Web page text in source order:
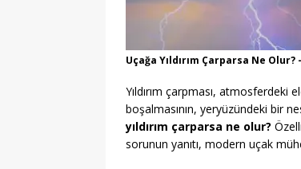
Uçağa Yıldırım Çarparsa Ne
Yıldırım çarpması,
boşalmasının, yeryüzündeki bir
yıldırım çarparsa ne olur?
sorunun yanıtı, modern uçak